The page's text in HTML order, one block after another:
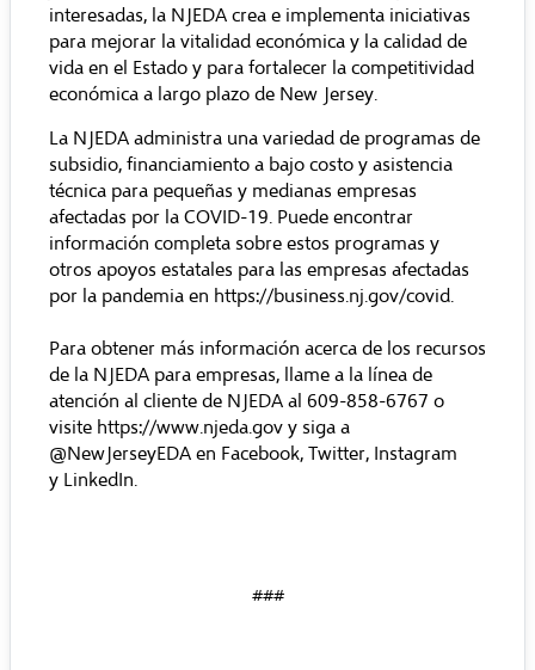
interesadas, la NJEDA crea e implementa iniciativas
para mejorar la vitalidad económica y la calidad de
vida en el Estado y para fortalecer la competitividad
económica a largo plazo de New Jersey.
La NJEDA administra una variedad de programas de
subsidio, financiamiento a bajo costo y asistencia
técnica para pequeñas y medianas empresas
afectadas por la COVID-19. Puede encontrar
información completa sobre estos programas y
otros apoyos estatales para las empresas afectadas
por la pandemia en https://business.nj.gov/covid.
Para obtener más información acerca de los recursos
de la NJEDA para empresas, llame a la línea de
atención al cliente de NJEDA al 609-858-6767 o
visite https://www.njeda.gov y siga a
@NewJerseyEDA en Facebook, Twitter, Instagram
y LinkedIn.
###